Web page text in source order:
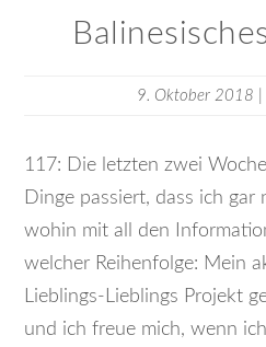
9. Oktober 2018
117: Die letzten zwei
Dinge passiert, dass ich gar
wohin mit all den
welcher Reihenfolge: Mein
Lieblings-Lieblings Projekt
und ich freue mich, wenn